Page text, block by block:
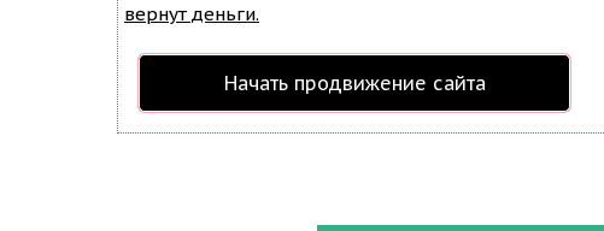
вернут деньги.
Начать продвижение сайта